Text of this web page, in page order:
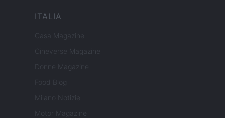
ITALIA
Casa Magazine
Cineverse Magazine
Donne Magazine
Food Blog
Milano Notizie
Motor Magazine